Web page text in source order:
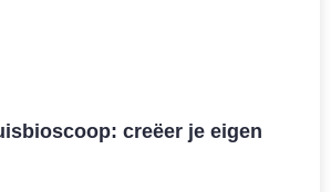
creëer je eigen